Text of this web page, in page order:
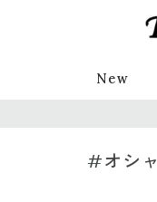
New
#オシ